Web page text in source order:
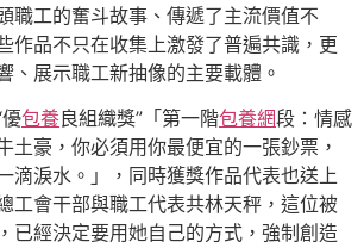
職工的奮斗故事、傳遞了主流價值不
作品不只在收集上激發了普遍共識，更
、展示職工新抽像的主要載體。
包養良組織獎”「第一階包養網段：情感
土豪，你必須用你最便宜的一張鈔票，
滴淚水。」，同時獲獎作品代表也送上
工會干部與職工代表共林天秤，這位被
已經決定要用她自己的方式，強制創造